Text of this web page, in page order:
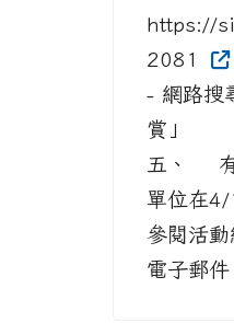
https://
2081
- 網路搜
賞」
五、 有
單位在4/
參閱活動
電子郵